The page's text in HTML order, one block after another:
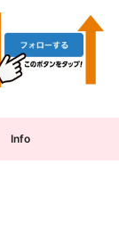
l
o
w
Info